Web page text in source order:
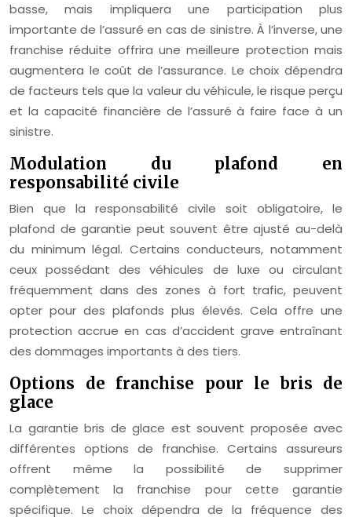
basse, mais impliquera une participation plus
importante de l’assuré en cas de sinistre. À l’inverse, une
franchise réduite offrira une meilleure protection mais
augmentera le coût de l’assurance. Le choix dépendra
de facteurs tels que la valeur du véhicule, le risque perçu
et la capacité financière de l’assuré à faire face à un
sinistre.
Modulation du plafond en
responsabilité civile
Bien que la responsabilité civile soit obligatoire, le
plafond de garantie peut souvent être ajusté au-delà
du minimum légal. Certains conducteurs, notamment
ceux possédant des véhicules de luxe ou circulant
fréquemment dans des zones à fort trafic, peuvent
opter pour des plafonds plus élevés. Cela offre une
protection accrue en cas d’accident grave entraînant
des dommages importants à des tiers.
Options de franchise pour le bris de
glace
La garantie bris de glace est souvent proposée avec
différentes options de franchise. Certains assureurs
offrent même la possibilité de supprimer
complètement la franchise pour cette garantie
spécifique. Le choix dépendra de la fréquence des